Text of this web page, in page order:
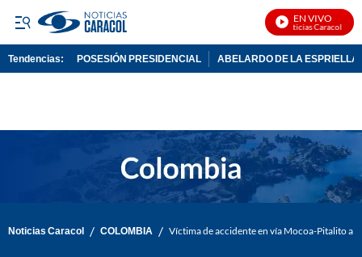
EN VIVO
Noticias Caracol En
Tendencias: POSESIÓN PRESIDENCIAL ABELARDO DE LA ESPRIELLA
Noticias Caracol / COLOMBIA / Víctima de accidente en vía Mocoa-Pitalito